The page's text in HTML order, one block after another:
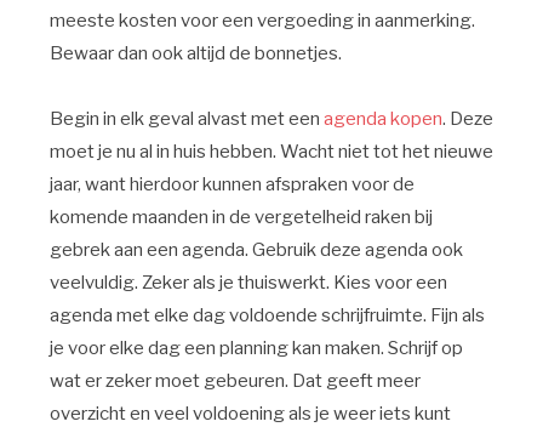
meeste kosten voor een vergoeding in aanmerking.
Bewaar dan ook altijd de bonnetjes.
Begin in elk geval alvast met een agenda kopen. Deze
moet je nu al in huis hebben. Wacht niet tot het nieuwe
jaar, want hierdoor kunnen afspraken voor de
komende maanden in de vergetelheid raken bij
gebrek aan een agenda. Gebruik deze agenda ook
veelvuldig. Zeker als je thuiswerkt. Kies voor een
agenda met elke dag voldoende schrijfruimte. Fijn als
je voor elke dag een planning kan maken. Schrijf op
wat er zeker moet gebeuren. Dat geeft meer
overzicht en veel voldoening als je weer iets kunt